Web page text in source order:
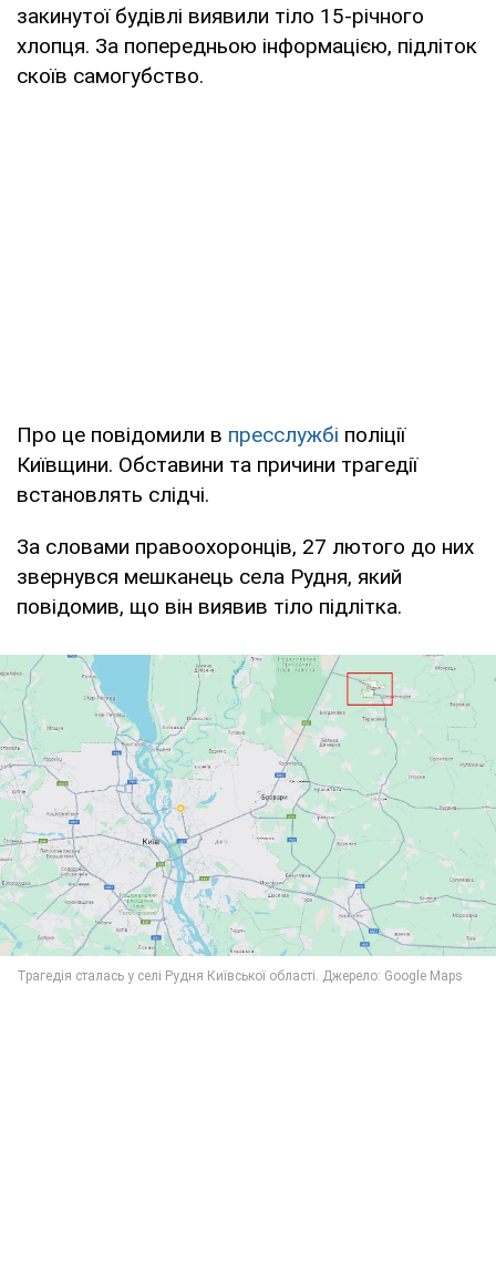
закинутої будівлі виявили тіло 15-річного
хлопця. За попередньою інформацією, підліток
скоїв самогубство.
Про це повідомили в пресслужбі поліції
Київщини. Обставини та причини трагедії
встановлять слідчі.
За словами правоохоронців, 27 лютого до них
звернувся мешканець села Рудня, який
повідомив, що він виявив тіло підлітка.